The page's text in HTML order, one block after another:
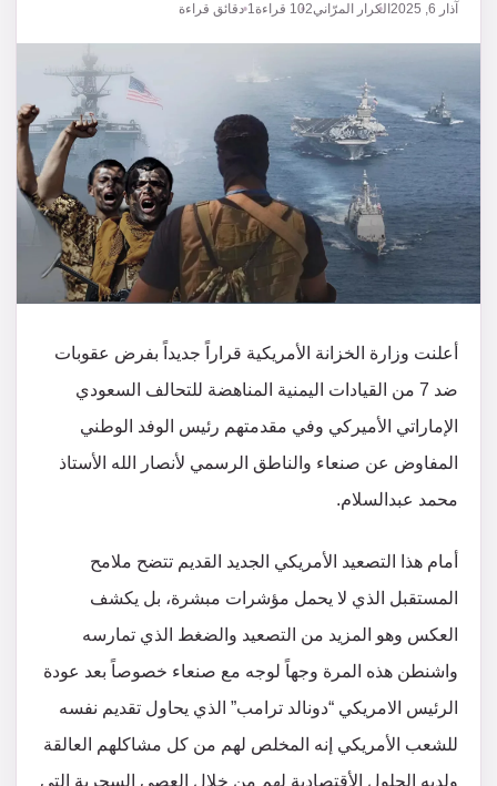
آذار 6, 2025 الكرار المرّاني102 قراءة1 دقائق قراءة
أعلنت وزارة الخزانة الأمريكية قراراً جديداً بفرض عقوبات
ضد 7 من القيادات اليمنية المناهضة للتحالف السعودي
الإماراتي الأميركي وفي مقدمتهم رئيس الوفد الوطني
المفاوض عن صنعاء والناطق الرسمي لأنصار الله الأستاذ
محمد عبدالسلام.
أمام هذا التصعيد الأمريكي الجديد القديم تتضح ملامح
المستقبل الذي لا يحمل مؤشرات مبشرة، بل يكشف
العكس وهو المزيد من التصعيد والضغط الذي تمارسه
واشنطن هذه المرة وجهاً لوجه مع صنعاء خصوصاً بعد عودة
الرئيس الامريكي “دونالد ترامب” الذي يحاول تقديم نفسه
للشعب الأمريكي إنه المخلص لهم من كل مشاكلهم العالقة
ولديه الحلول الأقتصادية لهم من خلال العصى السحرية التي